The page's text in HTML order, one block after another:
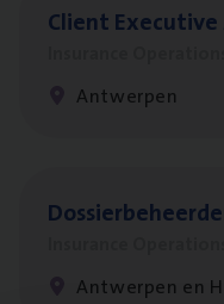
Client
Antwerpen
Antwerpen en